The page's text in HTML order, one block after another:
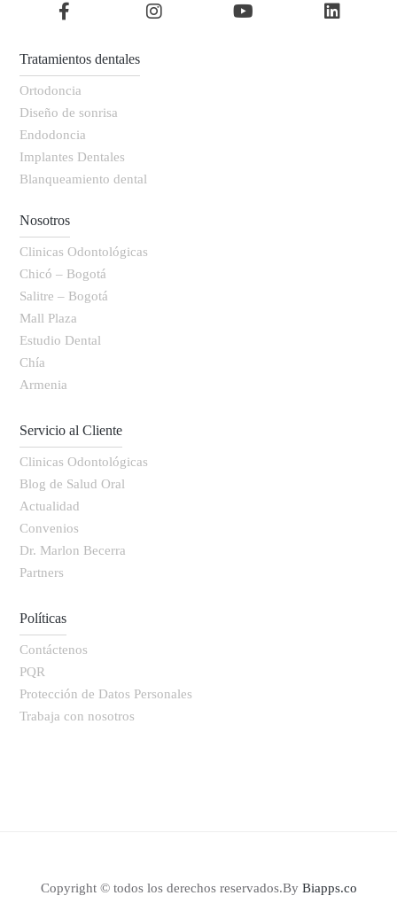
Tratamientos dentales
Ortodoncia
Diseño de sonrisa
Endodoncia
Implantes Dentales
Blanqueamiento dental
Nosotros
Clinicas Odontológicas
Chicó – Bogotá
Salitre – Bogotá
Mall Plaza
Estudio Dental
Chía
Armenia
Servicio al Cliente
Clinicas Odontológicas
Blog de Salud Oral
Actualidad
Convenios
Dr. Marlon Becerra
Partners
Políticas
Contáctenos
PQR
Protección de Datos Personales
Trabaja con nosotros
Copyright © todos los derechos reservados.By Biapps.co